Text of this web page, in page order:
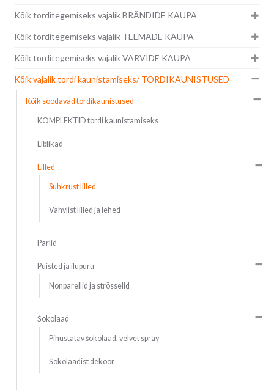
Kõik torditegemiseks vajalik BRÄNDIDE KAUPA
Kõik torditegemiseks vajalik TEEMADE KAUPA
Kõik torditegemiseks vajalik VÄRVIDE KAUPA
Kõik vajalik tordi kaunistamiseks/ TORDIKAUNISTUSED
Kõik söödavad tordikaunistused
KOMPLEKTID tordi kaunistamiseks
Liblikad
Lilled
Suhkrust lilled
Vahvlist lilled ja lehed
Pärlid
Puisted ja ilupuru
Nonparellid ja strösselid
Šokolaad
Pihustatav šokolaad, velvet spray
Šokolaadist dekoor